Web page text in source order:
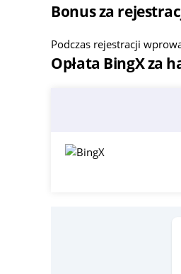
Bonus za
Podczas rejestracji
Opłata BingX za